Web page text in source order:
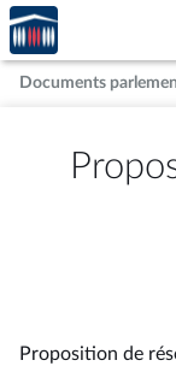
Aller au contenu
Aller en bas de la
Accèder
à la
page
d'accueil
Documents
Proposition de